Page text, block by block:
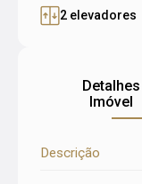
2 elevadores
Detalhes
Imóvel
Descrição